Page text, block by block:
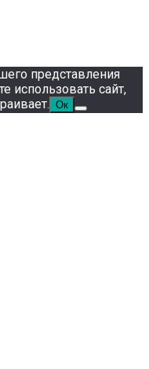
представления
использовать сайт,
Ок